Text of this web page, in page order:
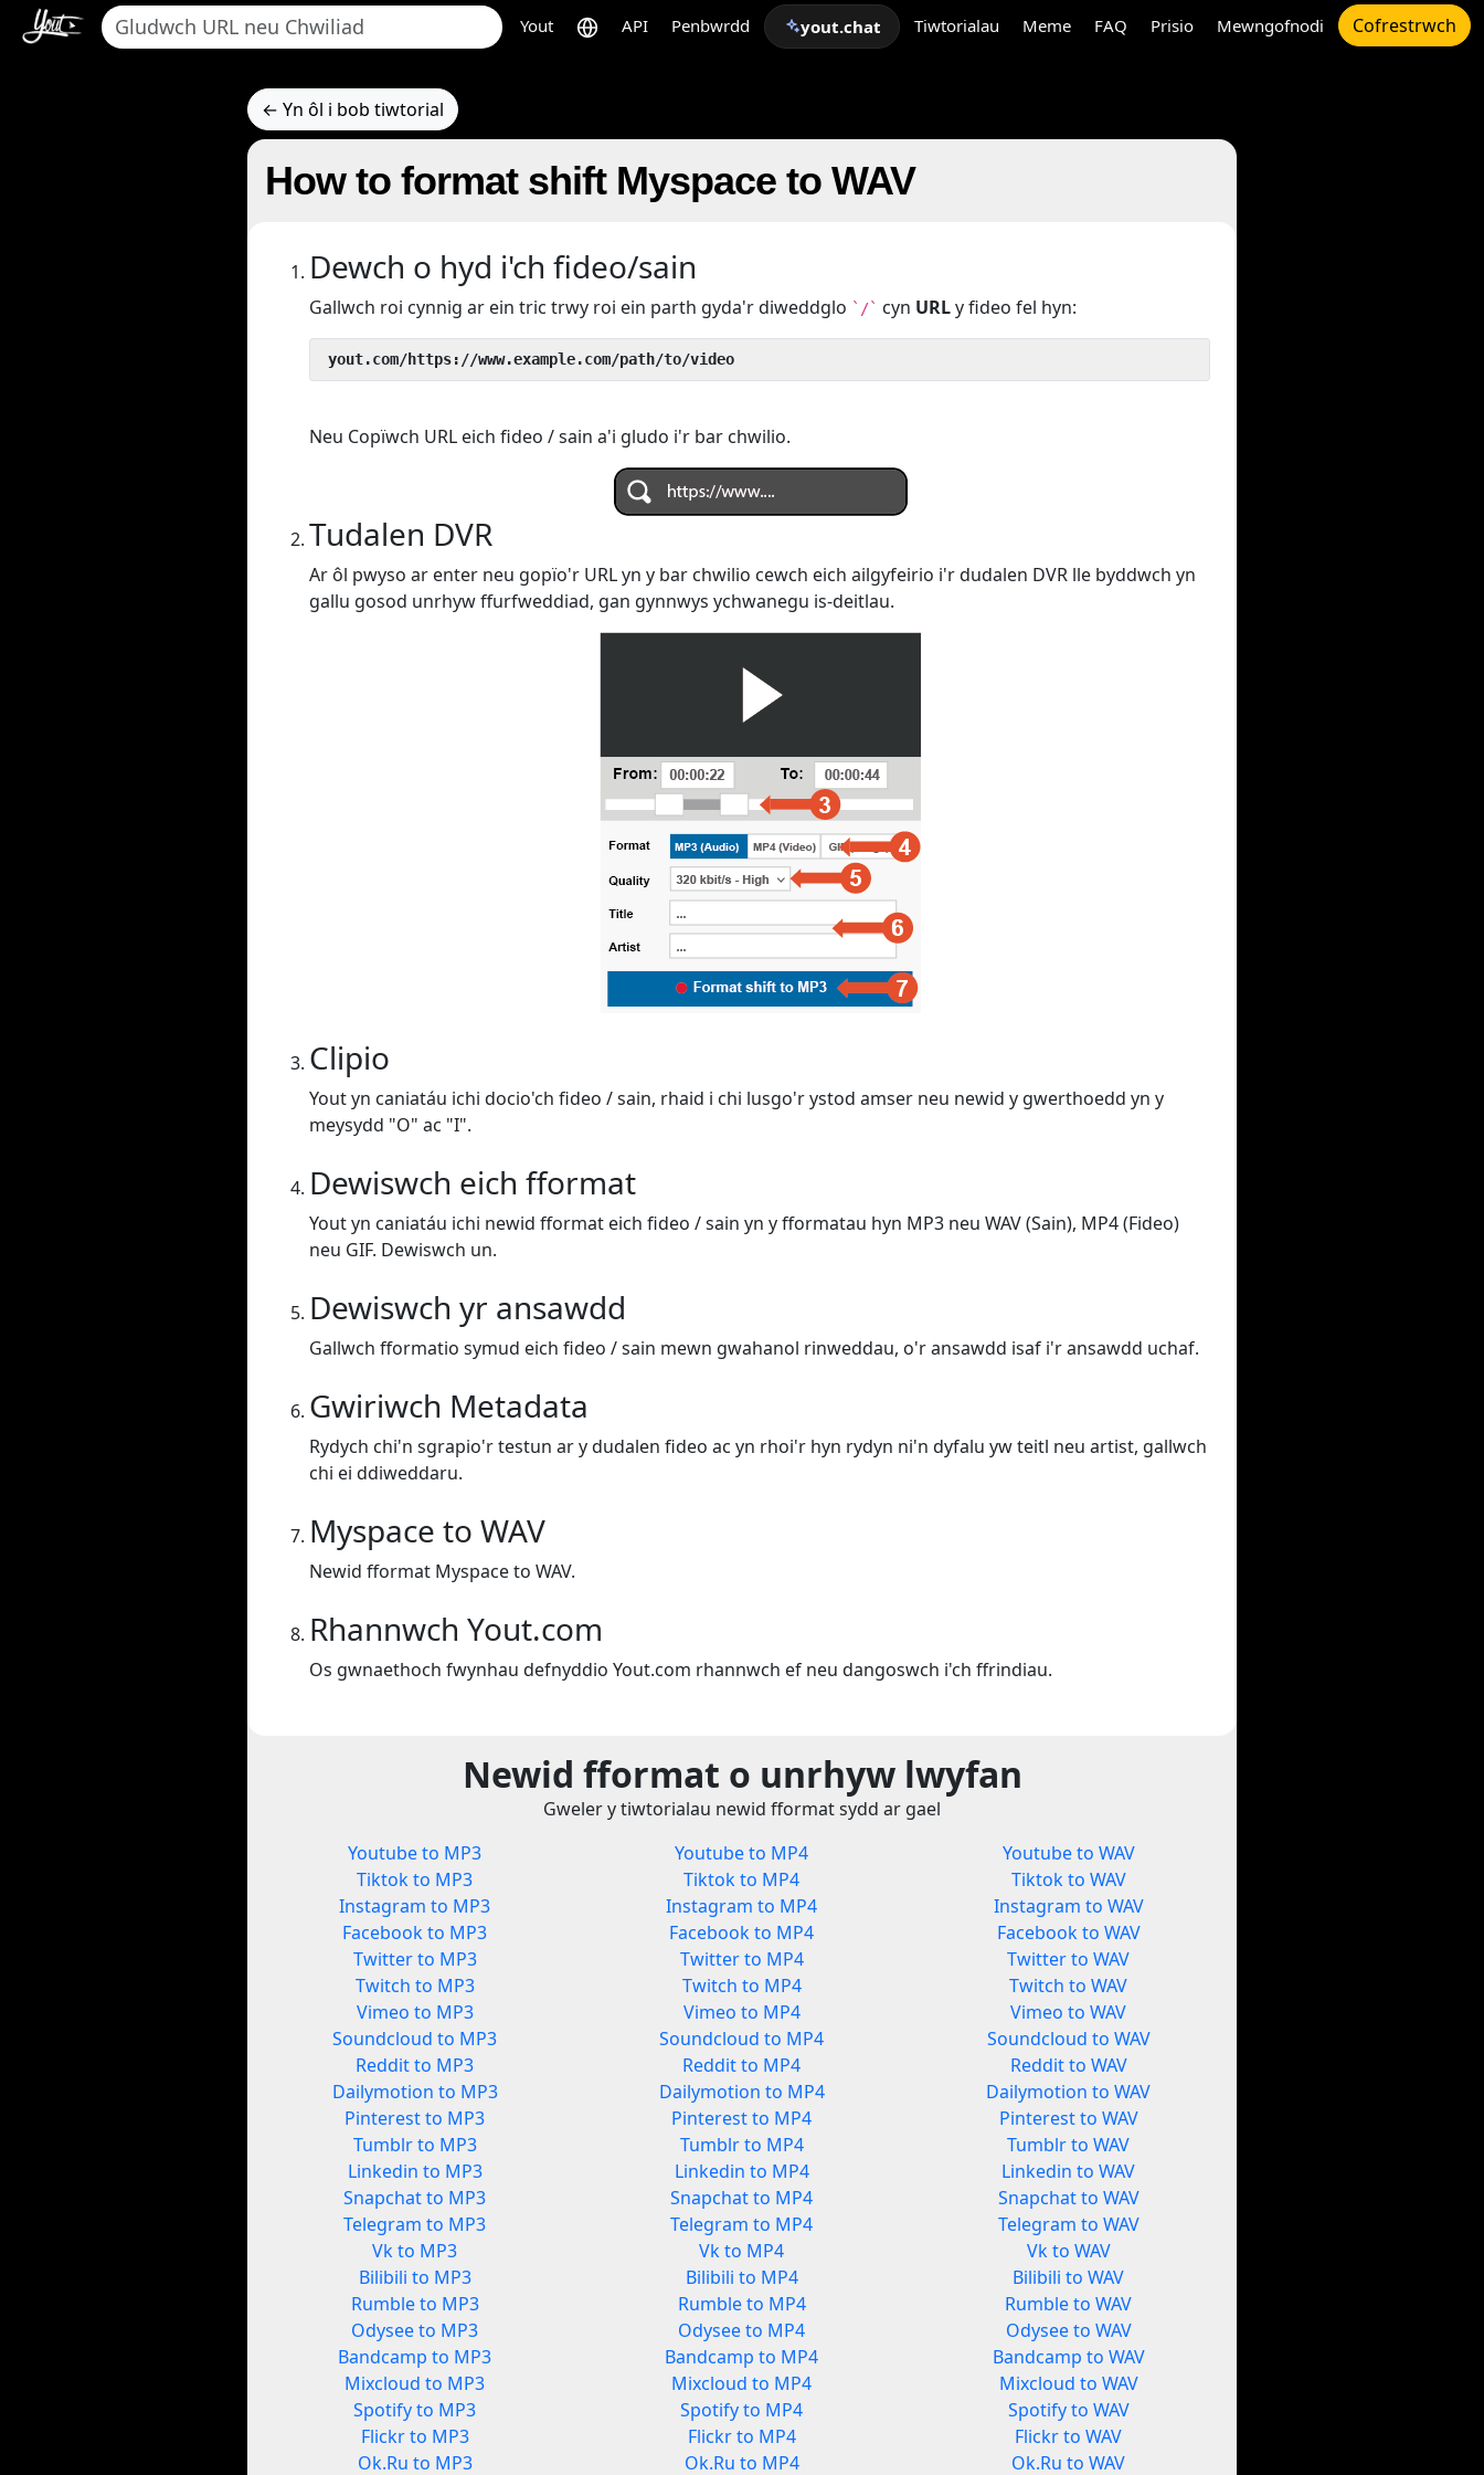
Yout API Penbwrdd yout.chat Tiwtorialau Meme FAQ Prisio Mewngofnodi Cofrestrwch
← Yn ôl i bob tiwtorial
How to format shift Myspace to WAV
Dewch o hyd i'ch fideo/sain
Gallwch roi cynnig ar ein tric trwy roi ein parth gyda'r diweddglo `/` cyn URLy fideo fel hyn:
yout.com/https://www.example.com/path/to/video
Neu Copïwch URL eich fideo / sain a'i gludo i'r bar chwilio.
Tudalen DVR
Ar ôl pwyso ar enter neu gopïo'r URL yn y bar chwilio cewch eich ailgyfeirio i'r dudalen DVR lle byddwch yn
gallu gosod unrhyw ffurfweddiad, gan gynnwys ychwanegu is-deitlau.
Clipio
Yout yn caniatáu ichi docio'ch fideo / sain, rhaid i chi lusgo'r ystod amser neu newid y gwerthoedd yn y
meysydd "O" ac "I".
Dewiswch eich fformat
Yout yn caniatáu ichi newid fformat eich fideo / sain yn y fformatau hyn MP3 neu WAV (Sain), MP4 (Fideo)
neu GIF. Dewiswch un.
Dewiswch yr ansawdd
Gallwch fformatio symud eich fideo / sain mewn gwahanol rinweddau, o'r ansawdd isaf i'r ansawdd uchaf.
Gwiriwch Metadata
Rydych chi'n sgrapio'r testun ar y dudalen fideo ac yn rhoi'r hyn rydyn ni'n dyfalu yw teitl neu artist, gallwch
chi ei ddiweddaru.
Myspace to WAV
Newid fformat Myspace to WAV.
Rhannwch Yout.com
Os gwnaethoch fwynhau defnyddio Yout.com rhannwch ef neu dangoswch i'ch ffrindiau.
Newid fformat o unrhyw lwyfan
Gweler y tiwtorialau newid fformat sydd ar gael
Youtube to MP3
Tiktok to MP3
Instagram to MP3
Facebook to MP3
Twitter to MP3
Twitch to MP3
Vimeo to MP3
Soundcloud to MP3
Reddit to MP3
Dailymotion to MP3
Pinterest to MP3
Tumblr to MP3
Linkedin to MP3
Snapchat to MP3
Telegram to MP3
Vk to MP3
Bilibili to MP3
Rumble to MP3
Odysee to MP3
Bandcamp to MP3
Mixcloud to MP3
Spotify to MP3
Flickr to MP3
Ok.Ru to MP3
Youtube to MP4
Tiktok to MP4
Instagram to MP4
Facebook to MP4
Twitter to MP4
Twitch to MP4
Vimeo to MP4
Soundcloud to MP4
Reddit to MP4
Dailymotion to MP4
Pinterest to MP4
Tumblr to MP4
Linkedin to MP4
Snapchat to MP4
Telegram to MP4
Vk to MP4
Bilibili to MP4
Rumble to MP4
Odysee to MP4
Bandcamp to MP4
Mixcloud to MP4
Spotify to MP4
Flickr to MP4
Ok.Ru to MP4
Youtube to WAV
Tiktok to WAV
Instagram to WAV
Facebook to WAV
Twitter to WAV
Twitch to WAV
Vimeo to WAV
Soundcloud to WAV
Reddit to WAV
Dailymotion to WAV
Pinterest to WAV
Tumblr to WAV
Linkedin to WAV
Snapchat to WAV
Telegram to WAV
Vk to WAV
Bilibili to WAV
Rumble to WAV
Odysee to WAV
Bandcamp to WAV
Mixcloud to WAV
Spotify to WAV
Flickr to WAV
Ok.Ru to WAV